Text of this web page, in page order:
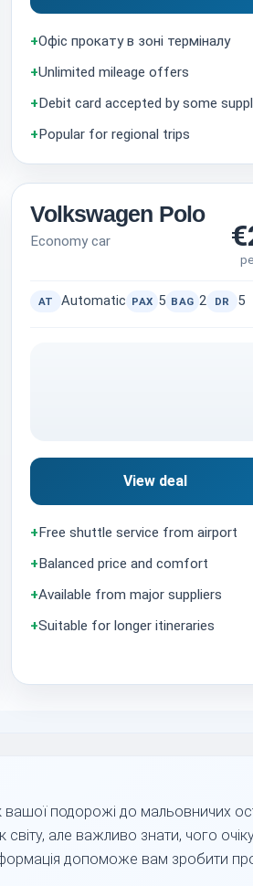
+Офіс прокату в зоні терміналу
+Unlimited mileage offers
+Debit card accepted by some
+Popular for regional trips
Volkswagen Polo
Economy car
AT Automatic PAX 5 BAG 2 DR 5
View deal
+Free shuttle service from airport
+Balanced price and comfort
+Available from major suppliers
+Suitable for longer itineraries
подорожі до мальовничих
світу, але важливо знати, чого
допоможе вам зробити